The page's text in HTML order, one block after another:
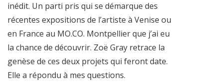
inédit. Un parti pris qui se démarque des
récentes expositions de l’artiste à Venise ou
en France au MO.CO. Montpellier que j’ai eu
la chance de découvrir. Zoë Gray retrace la
genèse de ces deux projets qui feront date.
Elle a répondu à mes questions.